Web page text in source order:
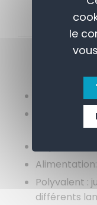
APERÇU
Puissance:
Livré avec
Polyvalent :
différents
le